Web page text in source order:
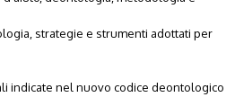
strategie e strumenti adottati per
indicate nel nuovo codice deontologico